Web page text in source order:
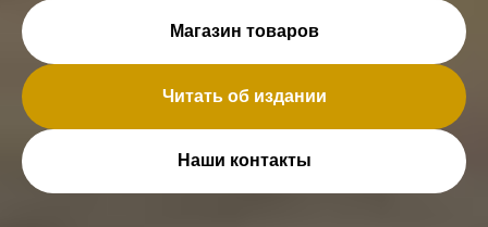
Магазин товаров
Читать об издании
Наши контакты